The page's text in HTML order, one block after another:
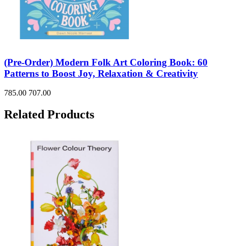
(Pre-Order) Modern Folk Art Coloring Book: 60
Patterns to Boost Joy, Relaxation & Creativity
785.00 707.00
Related Products